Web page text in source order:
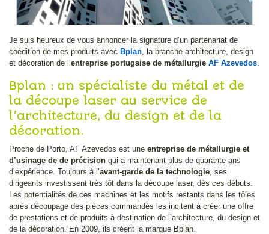
Je suis heureux de vous annoncer la signature d’un partenariat de
coédition de mes produits avec Bplan , la branche architecture, design
et décoration de l’entreprise portugaise de métallurgie AF Azevedos
Bplan : un spécialiste du métal et de
la découpe laser au service de
l’architecture, du design et de la
décoration.
Proche de Porto, AF Azevedos est une entreprise de métallurgie et
d’usinage de de précision qui a maintenant plus de quarante ans
d’expérience. Toujours à l’avant-garde de la technologie , ses
dirigeants investissent très tôt dans la découpe laser, dès ces débuts.
Les potentialités de ces machines et les motifs restants dans les tôles
après découpage des pièces commandés les incitent à créer une offre
de prestations et de produits à destination de l’architecture, du design et
de la décoration. En 2009, ils créent la marque Bplan.